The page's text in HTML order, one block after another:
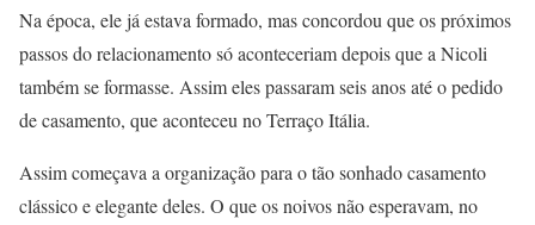
Na época, ele já estava formado, mas concordou que os próximos
passos do relacionamento só aconteceriam depois que a Nicoli
também se formasse. Assim eles passaram seis anos até o pedido
de casamento, que aconteceu no Terraço Itália.
Assim começava a organização para o tão sonhado casamento
clássico e elegante deles. O que os noivos não esperavam, no